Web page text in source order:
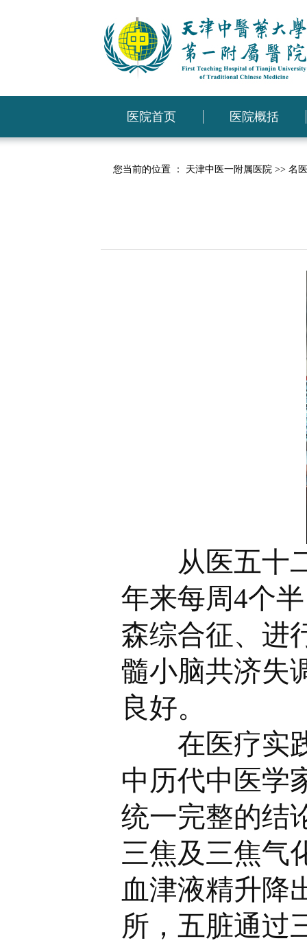
医院首页 医院概括
您当前的位置 ： 天津中医一附属医院>> 名
从医五十二
年来每周4个
森综合征、进
髓小脑共济失
良好。
在医疗实践
中历代中医学
统一完整的结
三焦及三焦气
血津液精升降
所，五脏通过